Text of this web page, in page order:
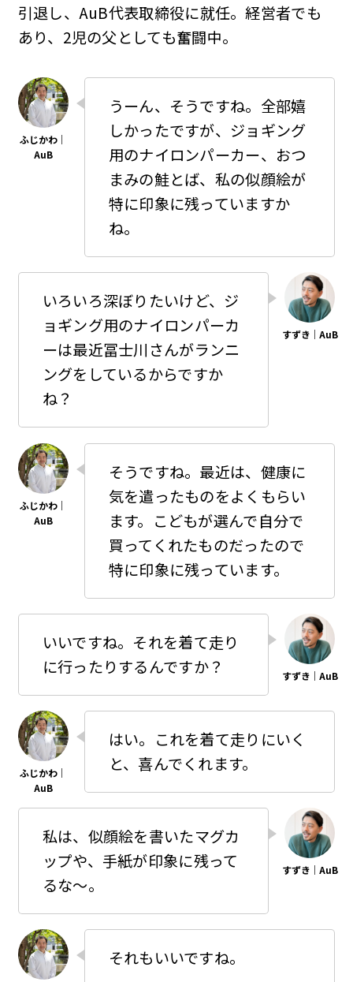
引退し、AuB代表取締役に就任。経営者でも
あり、2児の父としても奮闘中。
うーん、そうですね。全部嬉
しかったですが、ジョギング
用のナイロンパーカー、おつ
まみの鮭とば、私の似顔絵が
特に印象に残っていますか
ね。
いろいろ深ぼりたいけど、ジ
ョギング用のナイロンパーカ
ーは最近冨士川さんがランニ
ングをしているからですか
ね？
そうですね。最近は、健康に
気を遣ったものをよくもらい
ます。こどもが選んで自分で
買ってくれたものだったので
特に印象に残っています。
いいですね。それを着て走り
に行ったりするんですか？
はい。これを着て走りにいく
と、喜んでくれます。
私は、似顔絵を書いたマグカ
ップや、手紙が印象に残って
るな〜。
それもいいですね。